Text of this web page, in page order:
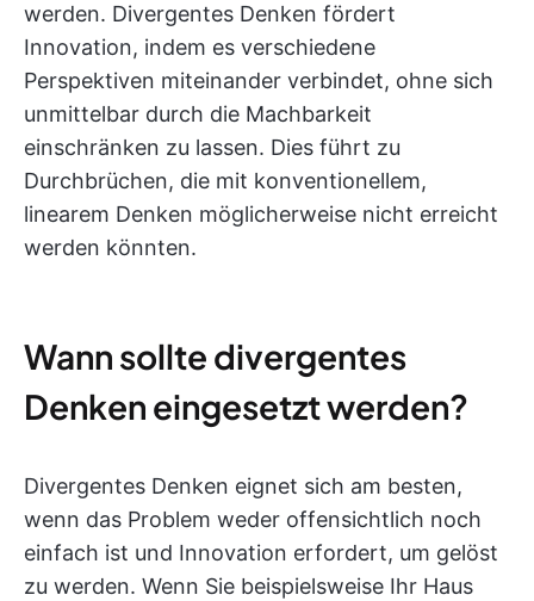
werden. Divergentes Denken fördert
Innovation, indem es verschiedene
Perspektiven miteinander verbindet, ohne sich
unmittelbar durch die Machbarkeit
einschränken zu lassen. Dies führt zu
Durchbrüchen, die mit konventionellem,
linearem Denken möglicherweise nicht erreicht
werden könnten.
Wann sollte divergentes
Denken eingesetzt werden?
Divergentes Denken eignet sich am besten,
wenn das Problem weder offensichtlich noch
einfach ist und Innovation erfordert, um gelöst
zu werden. Wenn Sie beispielsweise Ihr Haus